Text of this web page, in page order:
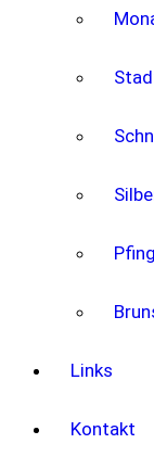
Links
Kontakt